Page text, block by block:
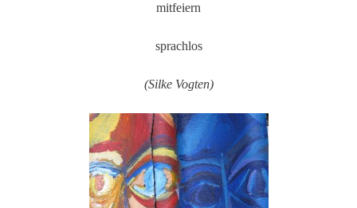
mitfeiern
sprachlos
(Silke Vogten)